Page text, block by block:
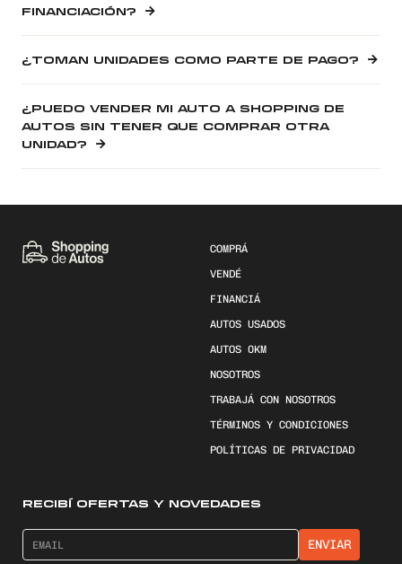
FINANCIACIÓN?
¿TOMAN UNIDADES COMO PARTE DE PAGO?
¿PUEDO VENDER MI AUTO A SHOPPING DE
AUTOS SIN TENER QUE COMPRAR OTRA
UNIDAD?
COMPRÁ
VENDÉ
FINANCIÁ
AUTOS USADOS
AUTOS 0KM
NOSOTROS
TRABAJÁ CON NOSOTROS
TÉRMINOS Y CONDICIONES
POLÍTICAS DE PRIVACIDAD
RECIBÍ OFERTAS Y NOVEDADES